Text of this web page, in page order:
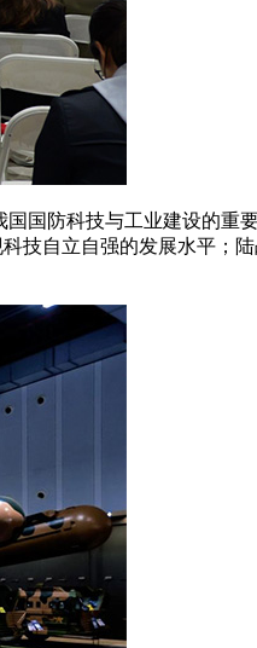
国防科技与工业建设的重
技自立自强的发展水平；